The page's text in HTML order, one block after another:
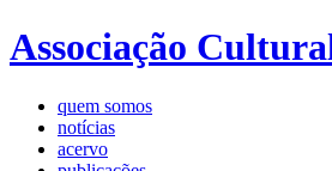
Associação
quem somos
notícias
acervo